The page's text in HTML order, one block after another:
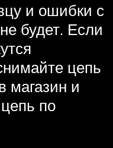
и ошибки с
будет. Если
цепь
магазин и
по